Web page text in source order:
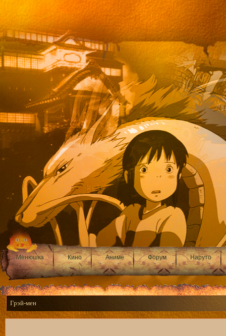
Менюшка Кино Аниме Форум Наруто
Грэй-мен